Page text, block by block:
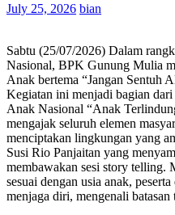
July 25, 2026 bian
Sabtu (25/07/2026) Dalam
Nasional, BPK Gunung Mulia
Anak bertema “Jangan Sentuh
Kegiatan ini menjadi bagian
Anak Nasional “Anak
mengajak seluruh elemen
menciptakan lingkungan yang
Susi Rio Panjaitan yang
membawakan sesi story telling.
sesuai dengan usia anak,
menjaga diri, mengenali